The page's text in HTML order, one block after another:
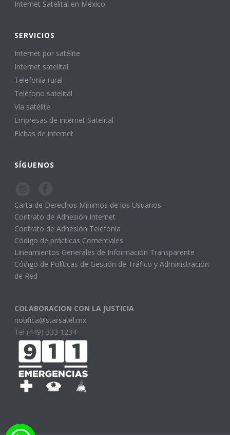
Internet Satelital en México
SERVICIOS
Internet por satélite
Internet satelital
Telefonía rural
Teléfono satelital
Vía satélite
Empresas de internet Satelital
Fichas de internet
SÍGUENOS
Carta de Derechos Mínimos de los Usuarios
Contrato de Adhesión Internet
Contrato de Adhesión Telefonía
Código de prácticas Comerciales
Lineamientos Generales de Información Transparente
Código de Políticas de Gestión de Tráfico y Administración
de Red
COLABORACION CON LA JUSTICIA
notifica@starsatel.mx
Tel (449) 333 1234